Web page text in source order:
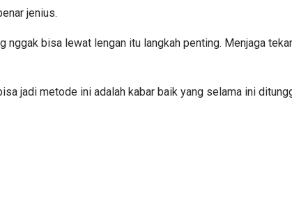
jenius.
nggak bisa lewat lengan itu langkah penting. Menjaga
jadi metode ini adalah kabar baik yang selama ini